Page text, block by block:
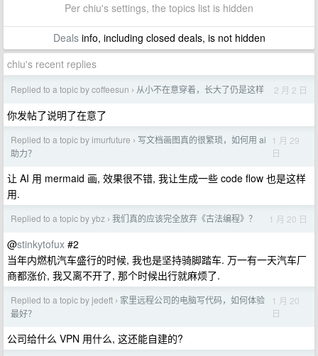
Per chiu's settings, the topics list is hidden
Dealsinfo, including closed deals, is not hidden
chiu's recent replies
Replied to a topic by coffeesun › 从小不在意穿着，长大了仍是这样 2 月 2 日
你发帖了说明了在意了
Replied to a topic by imurfuture › 写文档画图真的很繁琐，如何用 ai
助力？
1 月 29
日
让 AI 用 mermaid 画, 效果很不错, 我让生成一些 code flow 也是这样
用.
Replied to a topic by ybz › 我们真的应该完全放弃《古法编程》？ 1 月 20 日
@stinkytofux #2
当年内燃机汽车盛行的时候, 我也是坚持骑脚踏车. 万一有一天汽车厂
商都涨价, 我又离不开了, 那个时候出行就麻烦了.
Replied to a topic by jedeft › 家里远程公司的电脑写代码，如何体验
最好？
1 月 20
日
公司给什么 VPN 用什么, 这还能自建的?